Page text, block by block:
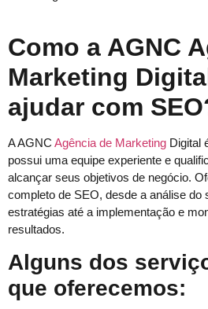
Como a AGNC
Marketing
ajudar com
A AGNC Agência de Marketing Digital
possui uma equipe experiente e
alcançar seus objetivos de negócio.
completo de SEO, desde a análise do
estratégias até a implementação e
resultados.
Alguns dos
que oferecemos: